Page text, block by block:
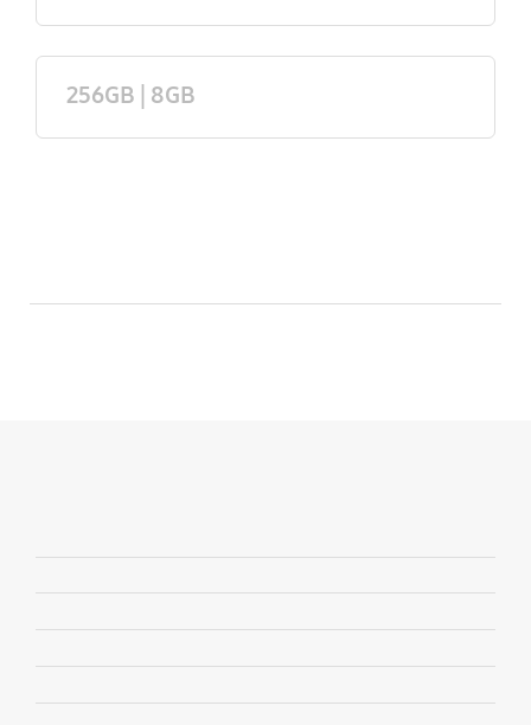
256GB | 8GB